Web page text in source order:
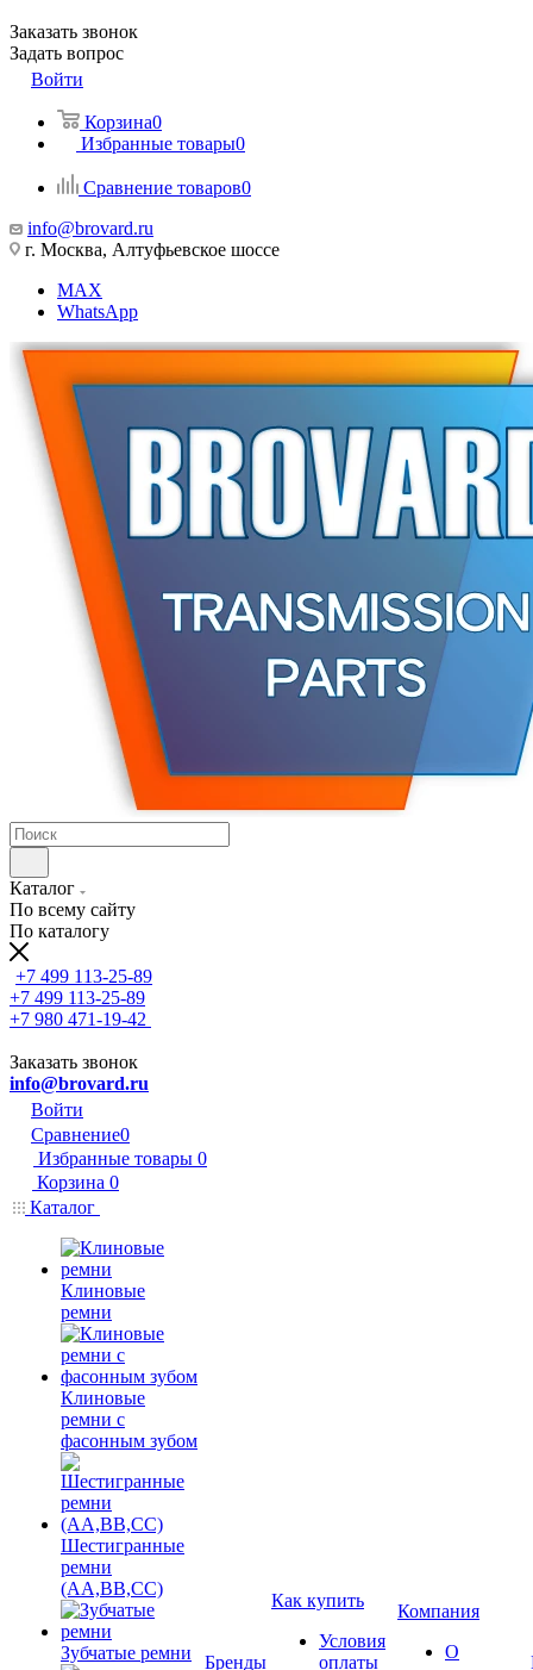
Заказать звонок
Задать вопрос
Войти
Корзина0
Избранные товары0
Сравнение товаров0
info@brovard.ru
г. Москва, Алтуфьевское шоссе
MAX
WhatsApp
Каталог
По всему сайту
По каталогу
+7 499 113-25-89
+7 499 113-25-89
+7 980 471-19-42
Заказать звонок
info@brovard.ru
Войти
Сравнение0
Избранные товары 0
Корзина 0
Каталог
Клиновые
ремни
Клиновые
ремни с
фасонным зубом
Шестигранные
ремни
(AA,BB,CC)
Зубчатые ремни Бренды
Как купить
Условия
оплаты
Компания
О